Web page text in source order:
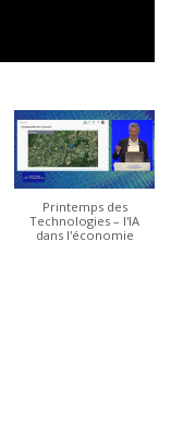
Printemps des
Technologies – l'IA
dans l'économie